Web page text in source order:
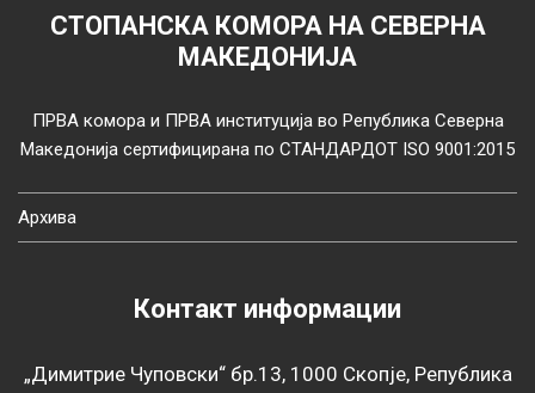
СТОПАНСКА КОМОРА НА СЕВЕРНА
МАКЕДОНИЈА
ПРВА комора и ПРВА институција во Република Северна
Македонија сертифицирана по СТАНДАРДОТ ISO 9001:2015
Архива
Контакт информации
„Димитрие Чуповски“ бр.13, 1000 Скопје, Република